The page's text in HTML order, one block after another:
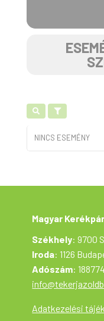
NINCS ESEMÉNY
Magyar
Székhely: 9700
Iroda: 1126
Adószám:
Adatkezelési